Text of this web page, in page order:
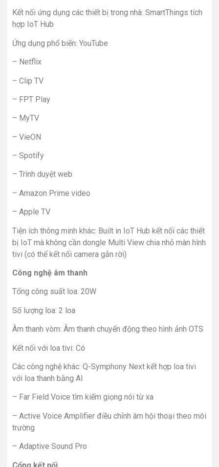
Kết nối ứng dụng các thiết bị trong nhà: SmartThings tích
hợp IoT Hub
Ứng dụng phổ biến: YouTube
– Netflix
– Clip TV
– FPT Play
– MyTV
– VieON
– Spotify
– Trình duyệt web
– Amazon Prime video
– Apple TV
Tiện ích thông minh khác: Built in IoT Hub kết nối các thiết
bị IoT mà không cần dongle Multi View chia nhỏ màn hình
tivi (có thể kết nối camera gắn rời)
Công nghệ âm thanh
Tổng công suất loa: 20W
Số lượng loa: 2 loa
Âm thanh vòm: Âm thanh chuyển động theo hình ảnh OTS
Kết nối với loa tivi: Có
Các công nghệ khác: Q-Symphony Next kết hợp loa tivi
với loa thanh bằng AI
– Far Field Voice tìm kiếm giọng nói từ xa
– Active Voice Amplifier điều chỉnh âm hội thoại theo môi
trường
– Adaptive Sound Pro
Cổng kết nối